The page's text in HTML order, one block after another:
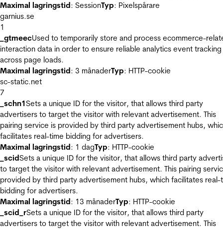
Maximal lagringstid: SessionTyp: Pixelspårare
garnius.se
1
_gtmeecUsed to temporarily store and process ecommerce-
interaction data in order to ensure reliable analytics event tracking
across page loads.
Maximal lagringstid: 3 månaderTyp: HTTP-cookie
sc-static.net
7
_schn1Sets a unique ID for the visitor, that allows third party
advertisers to target the visitor with relevant advertisement. This
pairing service is provided by third party advertisement hubs,
facilitates real-time bidding for advertisers.
Maximal lagringstid: 1 dagTyp: HTTP-cookie
_scidSets a unique ID for the visitor, that allows third party
to target the visitor with relevant advertisement. This pairing
provided by third party advertisement hubs, which facilitates real-
bidding for advertisers.
Maximal lagringstid: 13 månaderTyp: HTTP-cookie
_scid_rSets a unique ID for the visitor, that allows third party
advertisers to target the visitor with relevant advertisement. This